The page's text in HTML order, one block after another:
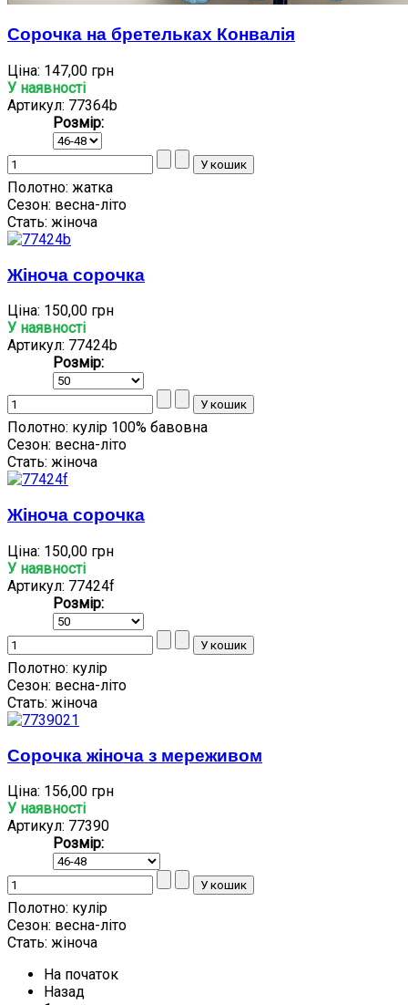
Сорочка на бретельках Конвалія
Ціна: 147,00 грн
У наявності
Артикул: 77364b
Розмір:
Полотно: жатка
Сезон: весна-літо
Стать: жіноча
Жіноча сорочка
Ціна: 150,00 грн
У наявності
Артикул: 77424b
Розмір:
Полотно: кулір 100% бавовна
Сезон: весна-літо
Стать: жіноча
Жіноча сорочка
Ціна: 150,00 грн
У наявності
Артикул: 77424f
Розмір:
Полотно: кулір
Сезон: весна-літо
Стать: жіноча
Сорочка жіноча з мереживом
Ціна: 156,00 грн
У наявності
Артикул: 77390
Розмір:
Полотно: кулір
Сезон: весна-літо
Стать: жіноча
На початок
Назад